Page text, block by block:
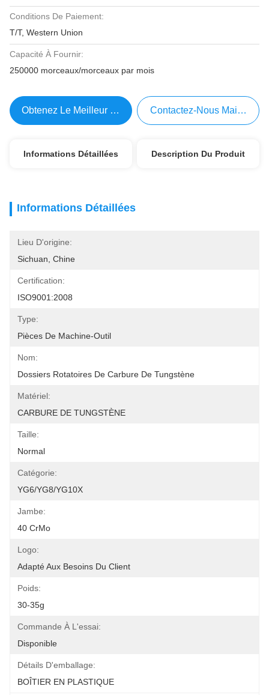
Conditions De Paiement:
T/T, Western Union
Capacité À Fournir:
250000 morceaux/morceaux par mois
Obtenez Le Meilleur Prix Contactez-Nous Maintenant
Informations Détaillées Description Du Produit
Informations Détaillées
Lieu D'origine:
Sichuan, Chine
Certification:
ISO9001:2008
Type:
Pièces De Machine-Outil
Nom:
Dossiers Rotatoires De Carbure De Tungstène
Matériel:
CARBURE DE TUNGSTÈNE
Taille:
Normal
Catégorie:
YG6/YG8/YG10X
Jambe:
40 CrMo
Logo:
Adapté Aux Besoins Du Client
Poids:
30-35g
Commande À L'essai:
Disponible
Détails D'emballage:
BOÎTIER EN PLASTIQUE